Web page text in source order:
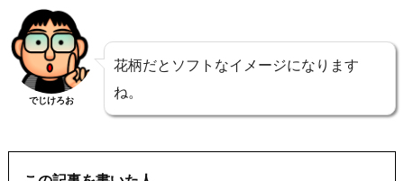
でじけろお
花柄だとソフトなイメージになります
ね。